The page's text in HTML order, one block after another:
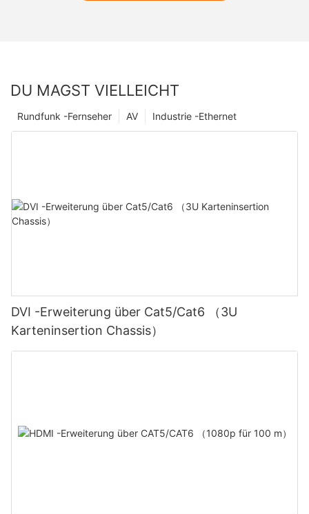
DU MAGST VIELLEICHT
Industrie -Ethernet
AV
Rundfunk -Fernseher
DVI -Erweiterung über Cat5/Cat6 （3U
Karteninsertion Chassis）